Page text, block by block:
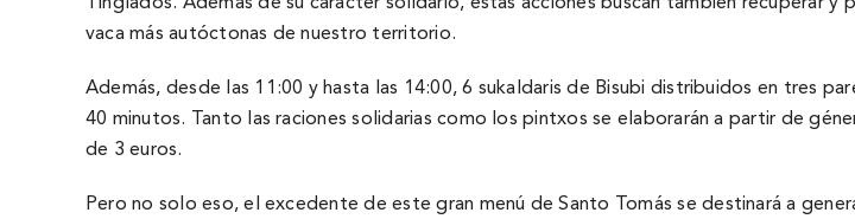
vaca más autóctonas de nuestro territorio.
Además, desde las 11:00 y hasta las 14:00, 6 sukaldaris de Bisubi distribuidos en tres
40 minutos. Tanto las raciones solidarias como los pintxos se elaborarán a partir de
de 3 euros.
Pero no solo eso, el excedente de este gran menú de Santo Tomás se destinará a